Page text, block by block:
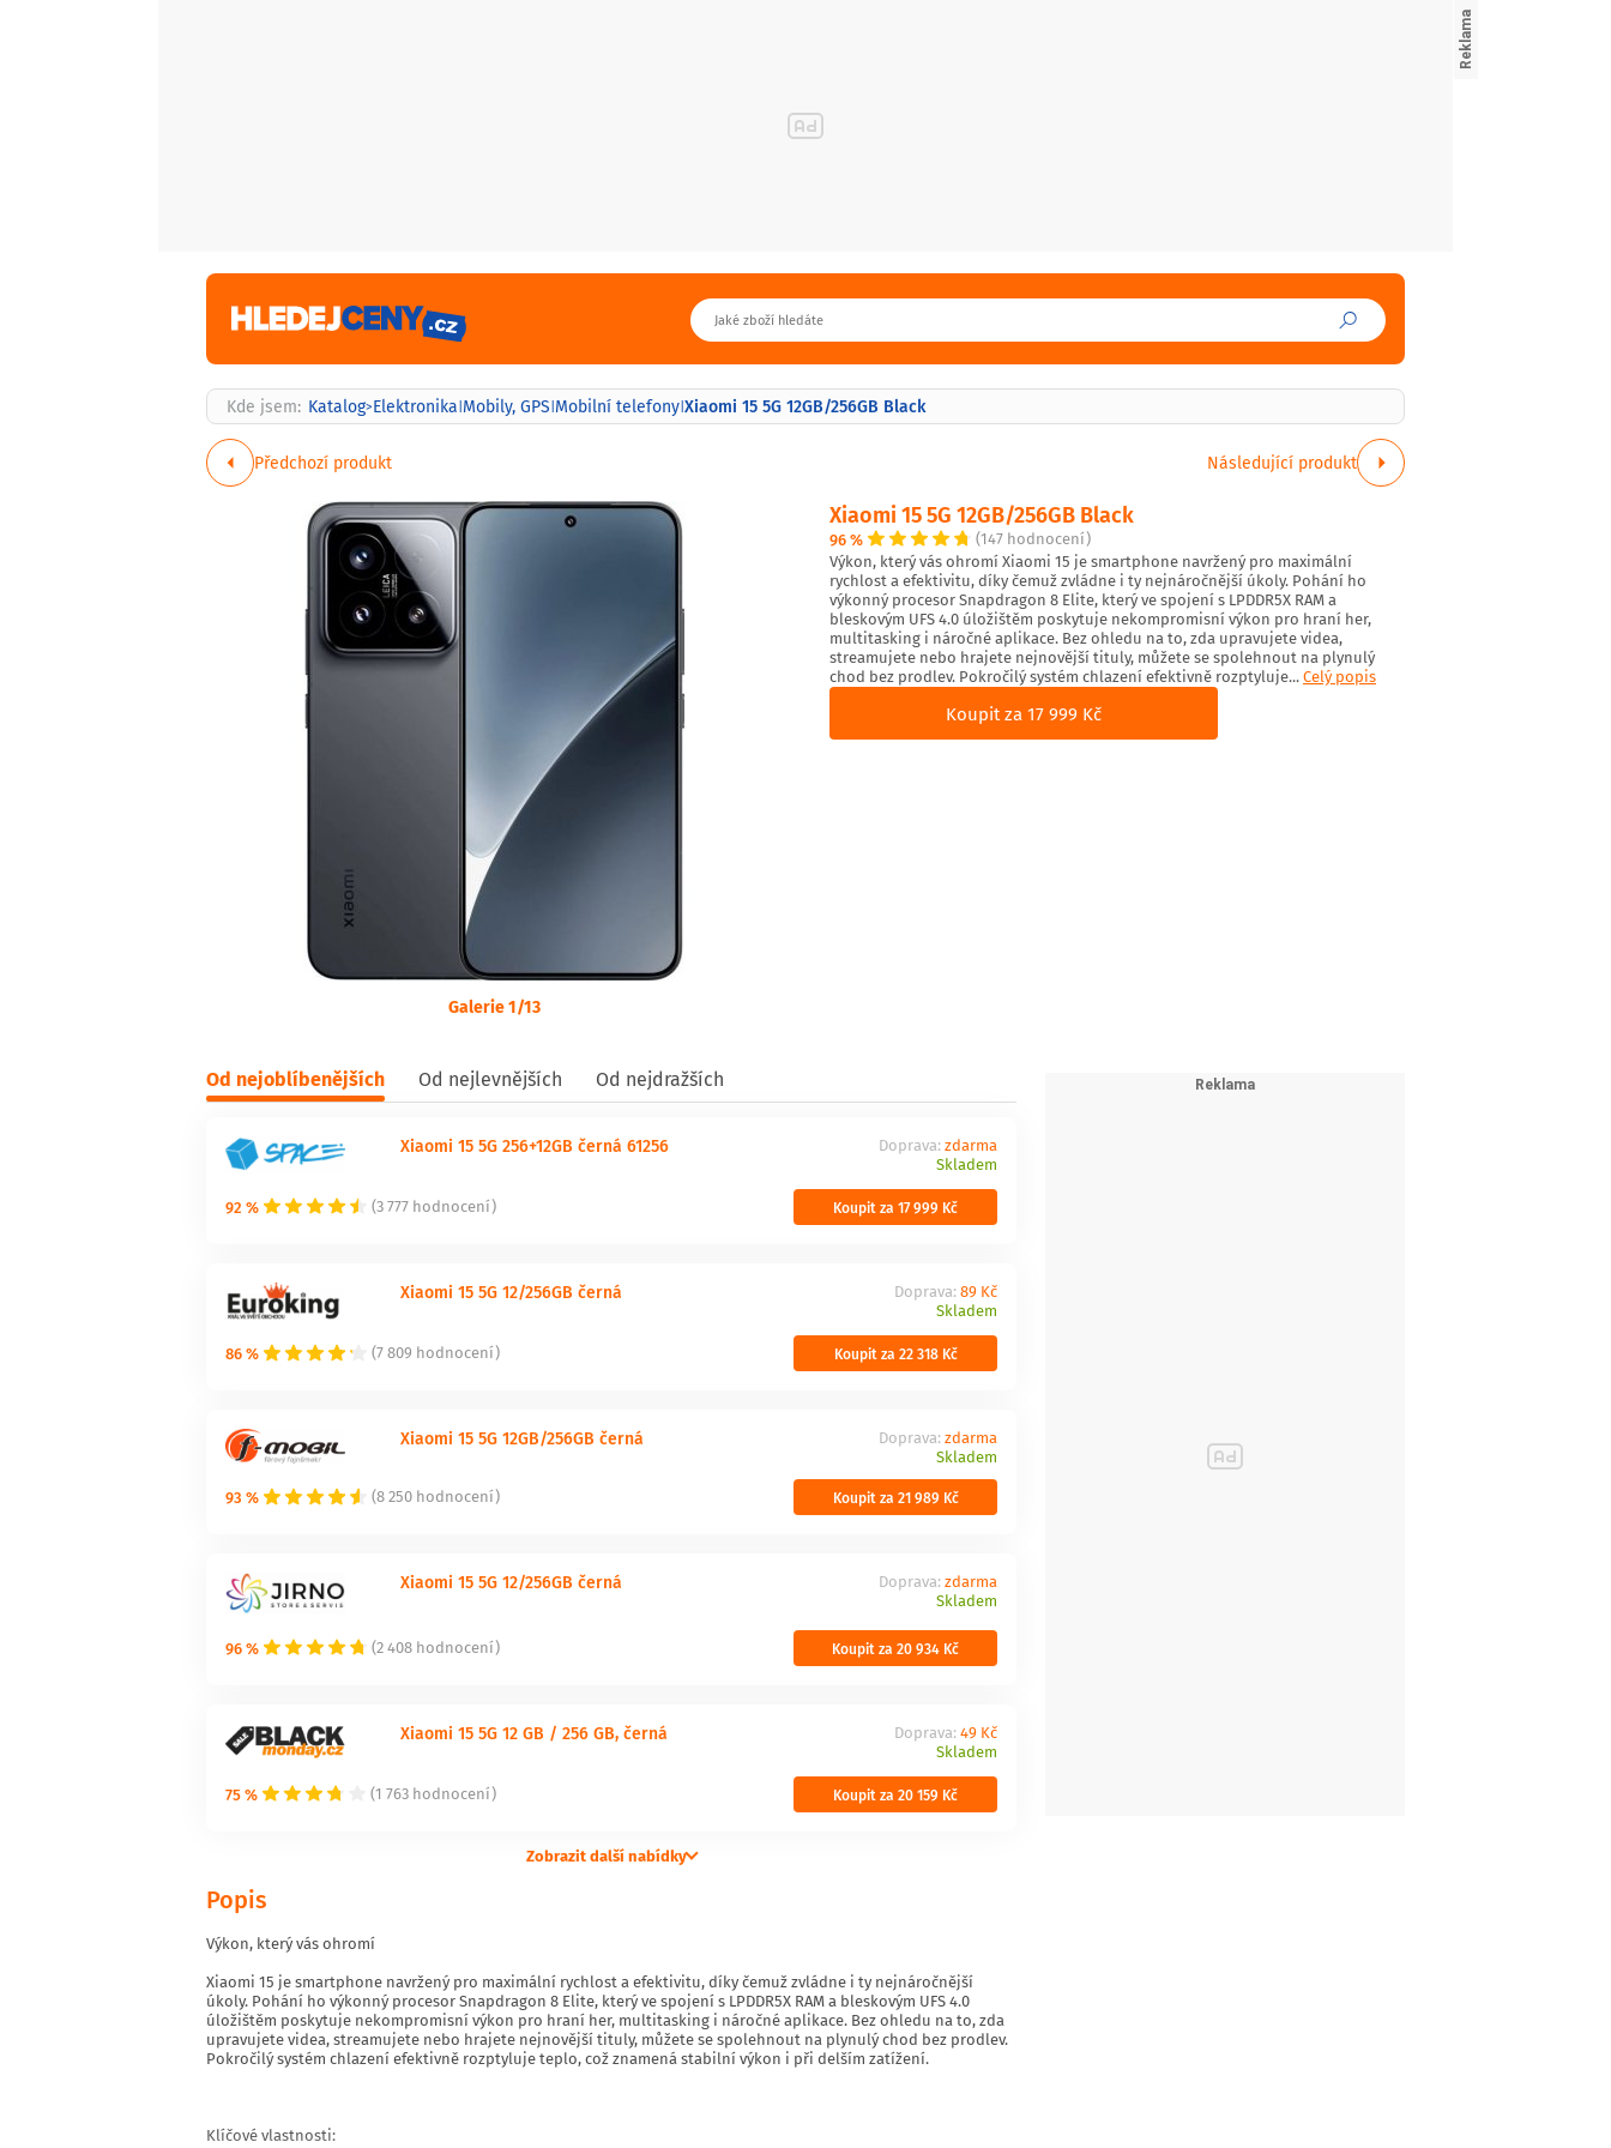
Kde jsem: Katalog>Elektronika|Mobily, GPS|Mobilní telefony|Xiaomi 15 5G 12GB/256GB Black
Předchozí produkt Následující produkt
Galerie 1/13
Xiaomi 15 5G 12GB/256GB Black
96 %
(147 hodnocení)
Výkon, který vás ohromí Xiaomi 15 je smartphone navržený pro maximální
rychlost a efektivitu, díky čemuž zvládne i ty nejnáročnější úkoly. Pohání ho
výkonný procesor Snapdragon 8 Elite, který ve spojení s LPDDR5X RAM a
bleskovým UFS 4.0 úložištěm poskytuje nekompromisní výkon pro hraní her,
multitasking i náročné aplikace. Bez ohledu na to, zda upravujete videa,
streamujete nebo hrajete nejnovější tituly, můžete se spolehnout na plynulý
chod bez prodlev. Pokročilý systém chlazení efektivně rozptyluje...Celý popis
Koupit za 17 999 Kč
Od nejoblíbenějších Od nejlevnějších Od nejdražších
92 % (3 777 hodnocení)
Xiaomi 15 5G 256+12GB černá 61256 Doprava: zdarma
Skladem
Koupit za 17 999 Kč
86 % (7 809 hodnocení)
Xiaomi 15 5G 12/256GB černá Doprava: 89 Kč
Skladem
Koupit za 22 318 Kč
93 % (8 250 hodnocení)
Xiaomi 15 5G 12GB/256GB černá Doprava: zdarma
Skladem
Koupit za 21 989 Kč
96 % (2 408 hodnocení)
Xiaomi 15 5G 12/256GB černá Doprava: zdarma
Skladem
Koupit za 20 934 Kč
75 % (1 763 hodnocení)
Xiaomi 15 5G 12 GB / 256 GB, černá Doprava: 49 Kč
Skladem
Koupit za 20 159 Kč
Zobrazit další nabídky
Popis
Výkon, který vás ohromí
Xiaomi 15 je smartphone navržený pro maximální rychlost a efektivitu, díky čemuž zvládne i ty nejnáročnější
úkoly. Pohání ho výkonný procesor Snapdragon 8 Elite, který ve spojení s LPDDR5X RAM a bleskovým UFS 4.0
úložištěm poskytuje nekompromisní výkon pro hraní her, multitasking i náročné aplikace. Bez ohledu na to, zda
upravujete videa, streamujete nebo hrajete nejnovější tituly, můžete se spolehnout na plynulý chod bez prodlev.
Pokročilý systém chlazení efektivně rozptyluje teplo, což znamená stabilní výkon i při delším zatížení.
Klíčové vlastnosti: